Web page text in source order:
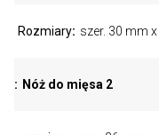
Rozmiary szer. 30 mm
Nóż do mięsa 2